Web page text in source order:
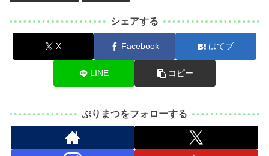
シェアする
X Facebook はてブ
LINE コピー
ぷりまつをフォローする